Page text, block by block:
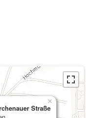
Straße
×